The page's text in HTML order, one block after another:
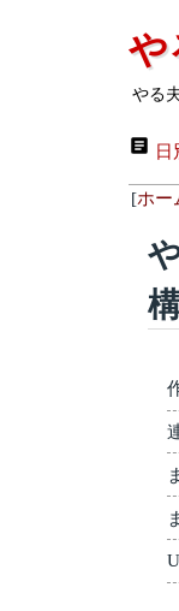
や
やる
日
[ホー